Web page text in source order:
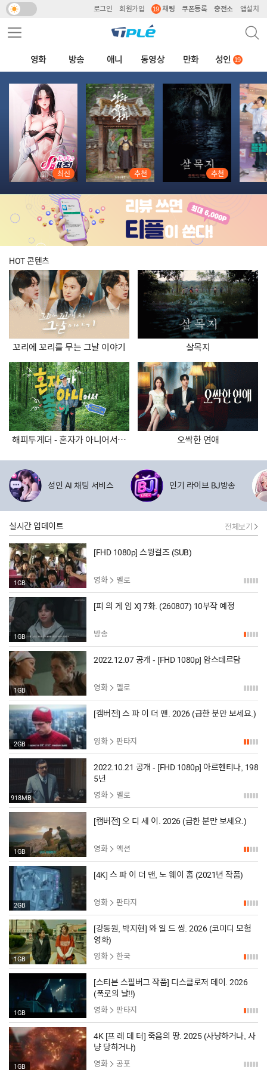
로그인 회원가입 채팅 쿠폰등록 충전소 앱설치
주요 서비스 메뉴 펼치기 검색
영화 방송 애니 동영상 만화 성인
추천 콘텐츠
최신 추천 추천
HOT 콘텐츠
꼬리에 꼬리를 무는 그날 이야기 살목지
해피투게더 - 혼자가 아니어서 좋아 오싹한 연애
성인 AI 채팅 서비스 인기 라이브 BJ방송
실시간 업데이트
1GB
[FHD 1080p] 스윙걸즈 (SUB)
영화 멜로
1GB
[피 의 게 임 X] 7화. (260807) 10부작 예정
방송
1GB
2022.12.07 공개 - [FHD 1080p] 암스테르담
영화 멜로
2GB
[캠버전] 스 파 이 더 맨. 2026 (급한 분만 보세요.)
영화 판타지
918MB
2022.10.21 공개 - [FHD 1080p] 아르헨티나, 198
5년
영화 멜로
1GB
[캠버전] 오 디 세 이. 2026 (급한 분만 보세요.)
영화 액션
2GB
[4K] 스 파 이 더 맨, 노 웨이 홈 (2021년 작품)
영화 판타지
1GB
[강동원, 박지현] 와 일 드 씽. 2026 (코미디 모험
영화)
영화 한국
1GB
[스티븐 스필버그 작품] 디스클로저 데이. 2026
(폭로의 날!!)
영화 판타지
1GB
4K [프 레 데 터] 죽음의 땅. 2025 (사냥하거나, 사
냥 당하거나)
영화 공포
전체보기